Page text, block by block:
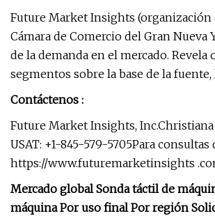
Future Market Insights (organización
Cámara de Comercio del Gran
de la demanda en el mercado.
segmentos sobre la base de la
Contáctenos :
Future Market Insights,
USAT: +1-845-579-5705Para consultas
https://www.futuremarketinsights
Mercado global Sonda táctil de
máquina Por uso final Por región